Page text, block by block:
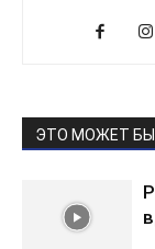
ЭТО МОЖЕТ